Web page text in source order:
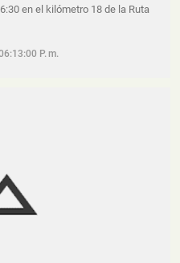
en el kilómetro 18 de la Ruta
P. M.